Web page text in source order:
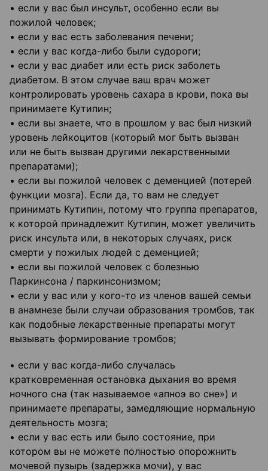
• если у вас был инсульт, особенно если вы
пожилой человек;
• если у вас есть заболевания печени;
• если у вас когда-либо были судороги;
• если у вас диабет или есть риск заболеть
диабетом. В этом случае ваш врач может
контролировать уровень сахара в крови, пока вы
принимаете Кутипин;
• если вы знаете, что в прошлом у вас был низкий
уровень лейкоцитов (который мог быть вызван
или не быть вызван другими лекарственными
препаратами);
• если вы пожилой человек с деменцией (потерей
функции мозга). Если да, то вам не следует
принимать Кутипин, потому что группа препаратов,
к которой принадлежит Кутипин, может увеличить
риск инсульта или, в некоторых случаях, риск
смерти у пожилых людей с деменцией;
• если вы пожилой человек с болезнью
Паркинсона / паркинсонизмом;
• если у вас или у кого-то из членов вашей семьи
в анамнезе были случаи образования тромбов, так
как подобные лекарственные препараты могут
вызывать формирование тромбов;
• если у вас когда-либо случалась
кратковременная остановка дыхания во время
ночного сна (так называемое «апноэ во сне») и
принимаете препараты, замедляющие нормальную
деятельность мозга;
• если у вас есть или было состояние, при
котором вы не можете полностью опорожнить
мочевой пузырь (задержка мочи), у вас